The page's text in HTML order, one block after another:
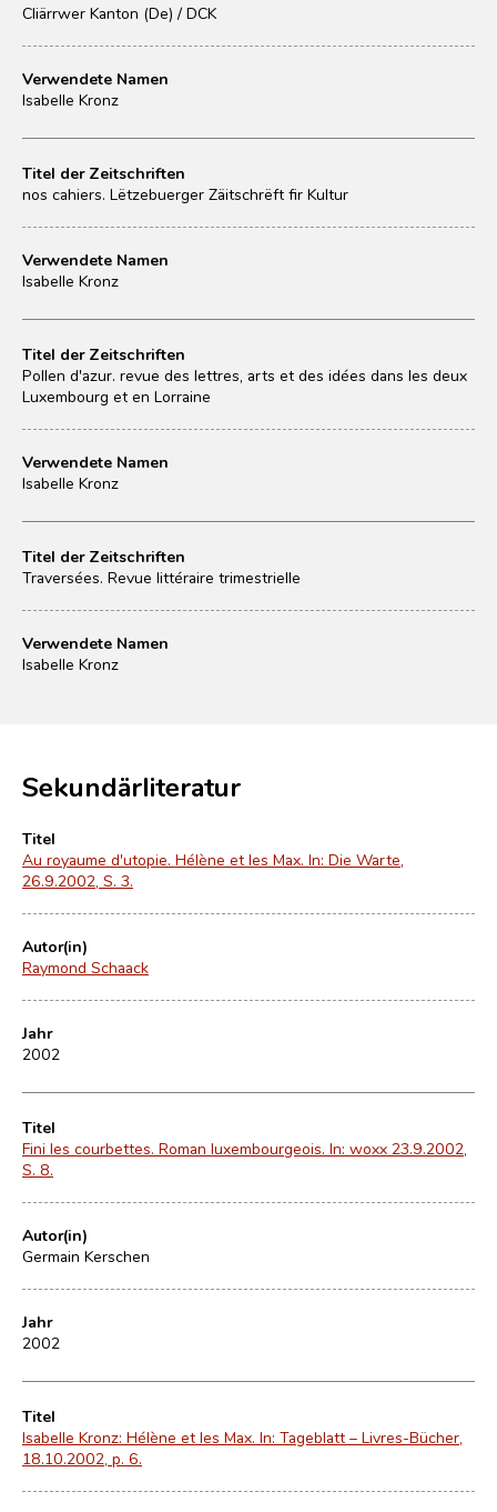
Cliärrwer Kanton (De) / DCK
Verwendete Namen
Isabelle Kronz
Titel der Zeitschriften
nos cahiers. Lëtzebuerger Zäitschrëft fir Kultur
Verwendete Namen
Isabelle Kronz
Titel der Zeitschriften
Pollen d'azur. revue des lettres, arts et des idées dans les deux
Luxembourg et en Lorraine
Verwendete Namen
Isabelle Kronz
Titel der Zeitschriften
Traversées. Revue littéraire trimestrielle
Verwendete Namen
Isabelle Kronz
Sekundärliteratur
Titel
Au royaume d'utopie. Hélène et les Max. In: Die Warte,
26.9.2002, S. 3.
Autor(in)
Raymond Schaack
Jahr
2002
Titel
Fini les courbettes. Roman luxembourgeois. In: woxx 23.9.2002,
S. 8.
Autor(in)
Germain Kerschen
Jahr
2002
Titel
Isabelle Kronz: Hélène et les Max. In: Tageblatt – Livres-Bücher,
18.10.2002, p. 6.